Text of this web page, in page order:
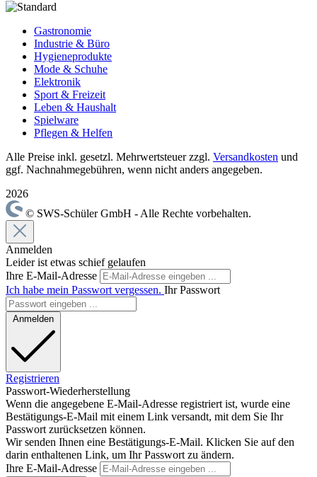
Gastronomie
Industrie & Büro
Hygieneprodukte
Mode & Schuhe
Elektronik
Sport & Freizeit
Leben & Haushalt
Spielware
Pflegen & Helfen
Alle Preise inkl. gesetzl. Mehrwertsteuer zzgl. Versandkosten und
ggf. Nachnahmegebühren, wenn nicht anders angegeben.
2026
© SWS-Schüler GmbH - Alle Rechte vorbehalten.
Anmelden
Leider ist etwas schief gelaufen
Ihre E-Mail-Adresse
Ich habe mein Passwort vergessen. Ihr Passwort
Anmelden
Registrieren
Passwort-Wiederherstellung
Wenn die angegebene E-Mail-Adresse registriert ist, wurde eine
Bestätigungs-E-Mail mit einem Link versandt, mit dem Sie Ihr
Passwort zurücksetzen können.
Wir senden Ihnen eine Bestätigungs-E-Mail. Klicken Sie auf den
darin enthaltenen Link, um Ihr Passwort zu ändern.
Ihre E-Mail-Adresse